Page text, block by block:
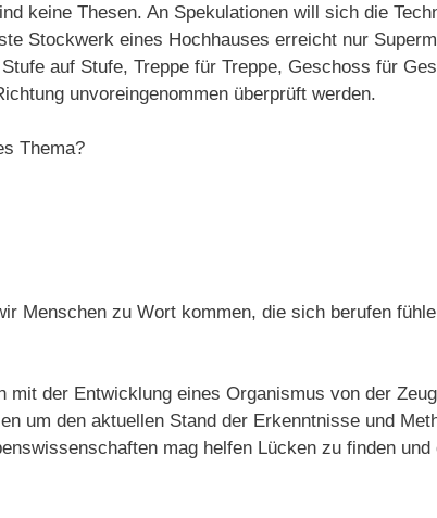
keine Thesen. An Spekulationen will sich die
Stockwerk eines Hochhauses erreicht nur
auf Stufe, Treppe für Treppe, Geschoss für
unvoreingenommen überprüft werden.
Thema?
Menschen zu Wort kommen, die sich berufen
mit der Entwicklung eines Organismus von der
um den aktuellen Stand der Erkenntnisse und
mag helfen Lücken zu finden und